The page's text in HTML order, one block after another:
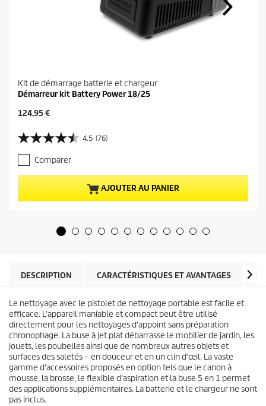
Kit de démarrage batterie et chargeur
Démarreur kit Battery Power 18/25
P
i
x
a
c
t
u
d
t
124,95 €
4.5 (76)
4
.
5
s
r
e
7
6
a
v
i
s
Comparer
AJOUTER AU PANIER
DESCRIPTION CARACTÉRISTIQUES ET AVANTAGES
Le nettoyage avec le pistolet de nettoyage portable est facile et
efficace. L'appareil maniable et compact peut être utilisé
directement pour les nettoyages d'appoint sans préparation
chronophage. La buse à jet plat débarrasse le mobilier de jardin, les
jouets, les poubelles ainsi que de nombreux autres objets et
surfaces des saletés – en douceur et en un clin d'œil. La vaste
gamme d'accessoires proposés en option tels que le canon à
mousse, la brosse, le flexible d'aspiration et la buse 5 en 1 permet
des applications supplémentaires. La batterie et le chargeur ne sont
pas inclus.